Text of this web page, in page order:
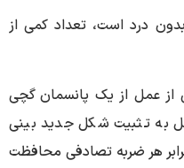
درد است، تعداد کمی از
عمل از یک پانسمان گچی
به تثبیت شکل جدید بینی
هر ضربه تصادفی محافظت